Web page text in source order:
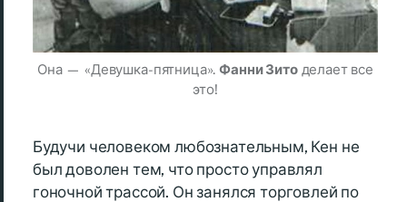
Она — «Девушка-пятница».Фанни Зитоделает все
это!
Будучи человеком любознательным, Кен не
был доволен тем, что просто управлял
гоночной трассой. Он занялся торговлей по